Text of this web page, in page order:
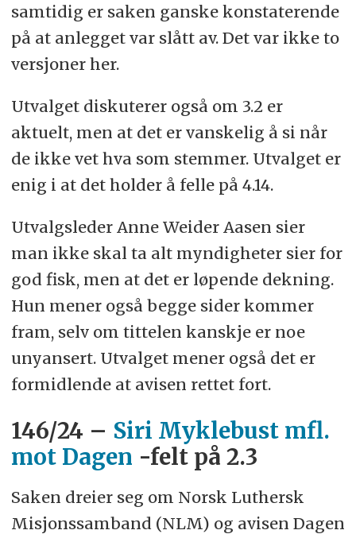
samtidig er saken ganske konstaterende
på at anlegget var slått av. Det var ikke to
versjoner her.
Utvalget diskuterer også om 3.2 er
aktuelt, men at det er vanskelig å si når
de ikke vet hva som stemmer. Utvalget er
enig i at det holder å felle på 4.14.
Utvalgsleder Anne Weider Aasen sier
man ikke skal ta alt myndigheter sier for
god fisk, men at det er løpende dekning.
Hun mener også begge sider kommer
fram, selv om tittelen kanskje er noe
unyansert. Utvalget mener også det er
formidlende at avisen rettet fort.
146/24 – Siri Myklebust mfl.
mot Dagen -felt på 2.3
Saken dreier seg om Norsk Luthersk
Misjonssamband (NLM) og avisen Dagen